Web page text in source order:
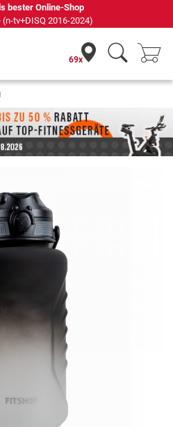
Ort mit 75 eigenen Servicetechnikern
69x